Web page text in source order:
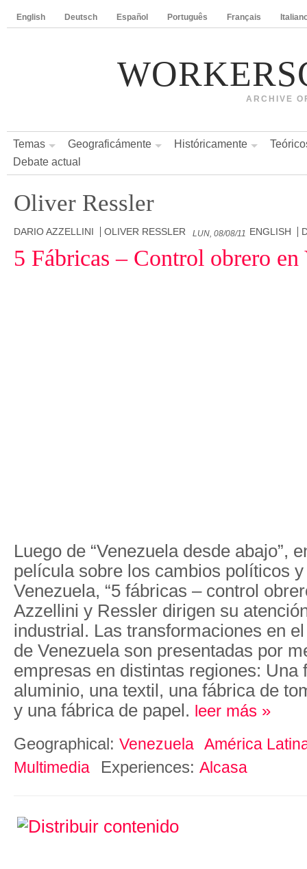
English Deutsch Español Português Français
ARCHIVE
Temas Geograficámente Históricamente
Debate actual
Oliver Ressler
DARIO AZZELLINI OLIVER RESSLER LUN, 08/08/11 ENGLISH
5 Fábricas – Control obrero en
Luego de “Venezuela desde abajo”,
película sobre los cambios políticos
Venezuela, “5 fábricas – control
Azzellini y Ressler dirigen su
industrial. Las transformaciones en
de Venezuela son presentadas por
empresas en distintas regiones: Una
aluminio, una textil, una fábrica de
y una fábrica de papel. leer más »
Geographical: Venezuela América
Multimedia
Experiences: Alcasa